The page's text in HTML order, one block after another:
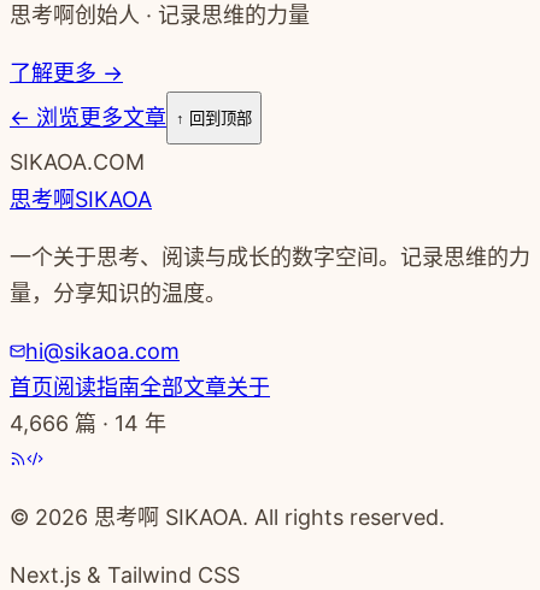
思考啊创始人 · 记录思维的力量
了解更多 →
← 浏览更多文章 ↑ 回到顶部
SIKAOA.COM
思考啊SIKAOA
一个关于思考、阅读与成长的数字空间。记录思维的力
量，分享知识的温度。
hi@sikaoa.com
首页阅读指南全部文章关于
4,666 篇 · 14 年
© 2026 思考啊 SIKAOA. All rights reserved.
Next.js & Tailwind CSS